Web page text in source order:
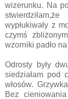
wizerunku. Na
wypłukiwały z
czymś
wzorniki padło
Odrosty były
siedziałam pod
włosów.
Bez